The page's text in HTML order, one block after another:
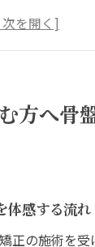
新常識を知る
善される仕組
体のコツを伝
しないポイン
方へ骨
体感する流れ
正の施術を